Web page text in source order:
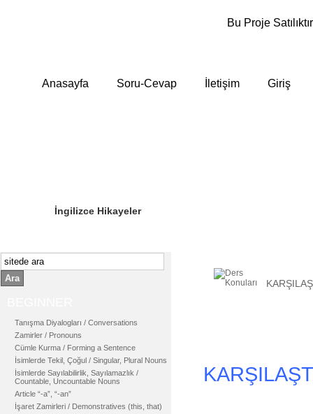
Bu Proje
Anasayfa Soru-Cevap İletişim Giriş
İngilizce Hikayeler
Ara
Tanışma Diyalogları / Conversations
Zamirler / Pronouns
Cümle Kurma / Forming a Sentence
İsimlerde Tekil, Çoğul / Singular, Plural Nouns
İsimlerde Sayılabilirlik, Sayılamazlık /
Countable, Uncountable Nouns
Article “-a”, “-an”
İşaret Zamirleri / Demonstratives (this, that)